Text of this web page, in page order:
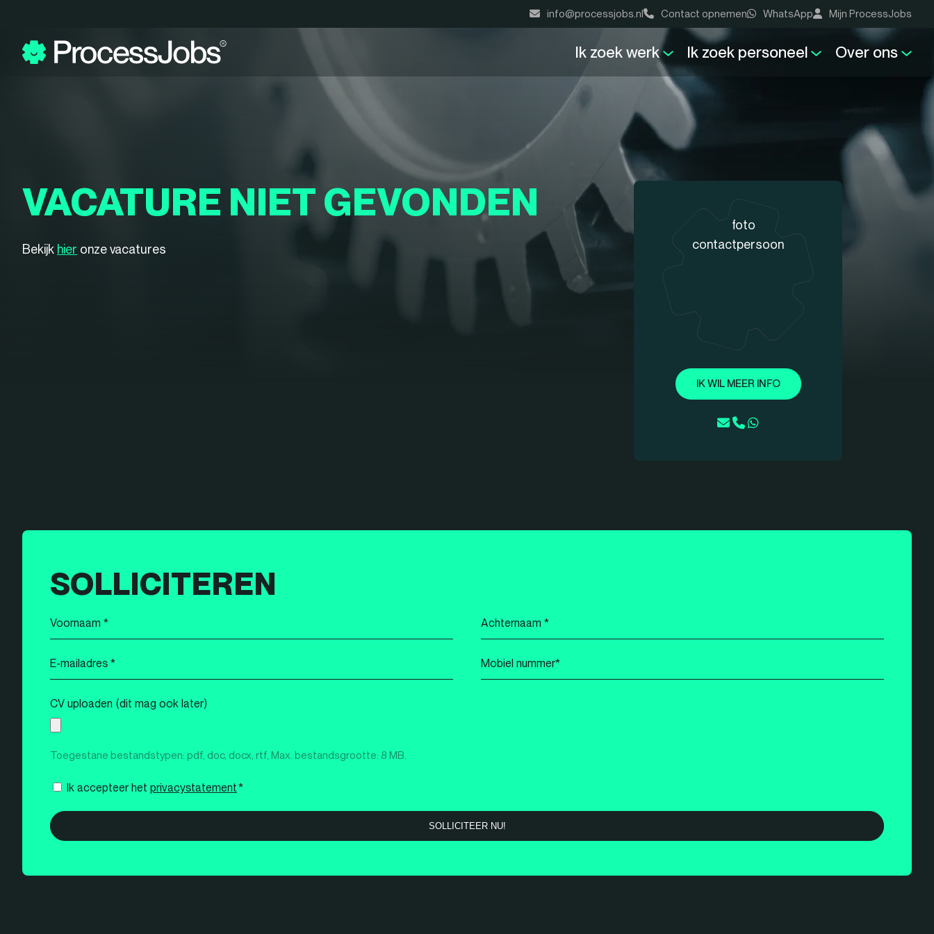
info@processjobs.nl Contact opnemen WhatsApp Mijn ProcessJobs
Ik zoek werk Ik zoek personeel Over ons
VACATURE NIET GEVONDEN
Bekijk hier onze vacatures
IK WIL MEER INFO
SOLLICITEREN
Voornaam
*
Achternaam
*
E-
mailadres
*
Mobiel
nummer
CV uploaden (dit mag ook later)
Toegestane bestandstypen: pdf, doc, docx, rtf, Max. bestandsgrootte: 8 MB.
Instemming
Ik accepteer het privacystatement*